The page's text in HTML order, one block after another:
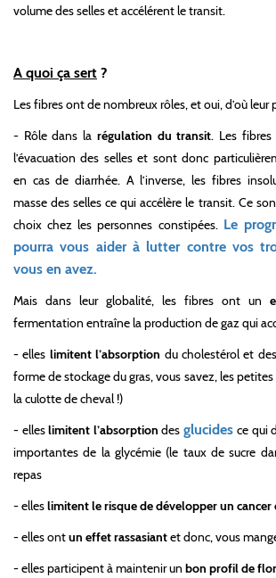
volume des selles et accélérent le transit.
A quoi ça sert ?
Les fibres ont de nombreux rôles, et oui, d’où leur
- Rôle dans la régulation du transit. Les
l’évacuation des selles et sont donc
en cas de diarrhée. A l’inverse, les fibres
masse des selles ce qui accélère le transit. Ce
choix chez les personnes constipées. Le
pourra vous aider à lutter contre vos
vous en avez.
Mais dans leur globalité, les fibres ont un
fermentation entraîne la production de gaz qui
- elles limitent l’absorption du cholestérol et
forme de stockage du gras, vous savez, les
la culotte de cheval !)
- elleslimitent l’absorption des glucides ce qui
importantes de la glycémie (le taux de sucre
repas
- elleslimitent le risque de développer un cancer
- elles ontun effet rassasiantet donc, vous
- elles participent à maintenir un bon profil de